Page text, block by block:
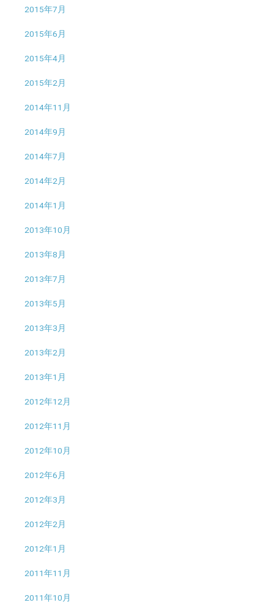
2015年7月
2015年6月
2015年4月
2015年2月
2014年11月
2014年9月
2014年7月
2014年2月
2014年1月
2013年10月
2013年8月
2013年7月
2013年5月
2013年3月
2013年2月
2013年1月
2012年12月
2012年11月
2012年10月
2012年6月
2012年3月
2012年2月
2012年1月
2011年11月
2011年10月